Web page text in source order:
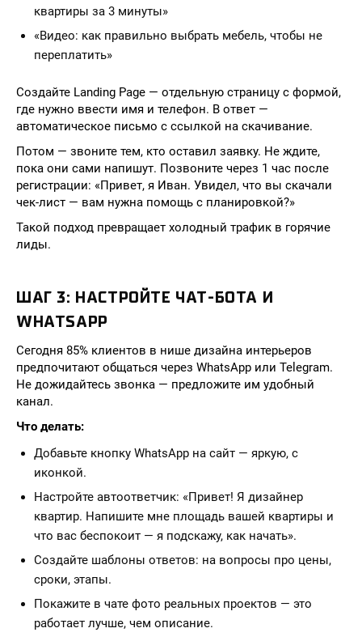
квартиры за 3 минуты»
«Видео: как правильно выбрать мебель, чтобы не
переплатить»
Создайте Landing Page — отдельную страницу с формой,
где нужно ввести имя и телефон. В ответ —
автоматическое письмо с ссылкой на скачивание.
Потом — звоните тем, кто оставил заявку. Не ждите,
пока они сами напишут. Позвоните через 1 час после
регистрации: «Привет, я Иван. Увидел, что вы скачали
чек-лист — вам нужна помощь с планировкой?»
Такой подход превращает холодный трафик в горячие
лиды.
ШАГ 3: НАСТРОЙТЕ ЧАТ-БОТА И
WHATSAPP
Сегодня 85% клиентов в нише дизайна интерьеров
предпочитают общаться через WhatsApp или Telegram.
Не дожидайтесь звонка — предложите им удобный
канал.
Что делать:
Добавьте кнопку WhatsApp на сайт — яркую, с
иконкой.
Настройте автоответчик: «Привет! Я дизайнер
квартир. Напишите мне площадь вашей квартиры и
что вас беспокоит — я подскажу, как начать».
Создайте шаблоны ответов: на вопросы про цены,
сроки, этапы.
Покажите в чате фото реальных проектов — это
работает лучше, чем описание.